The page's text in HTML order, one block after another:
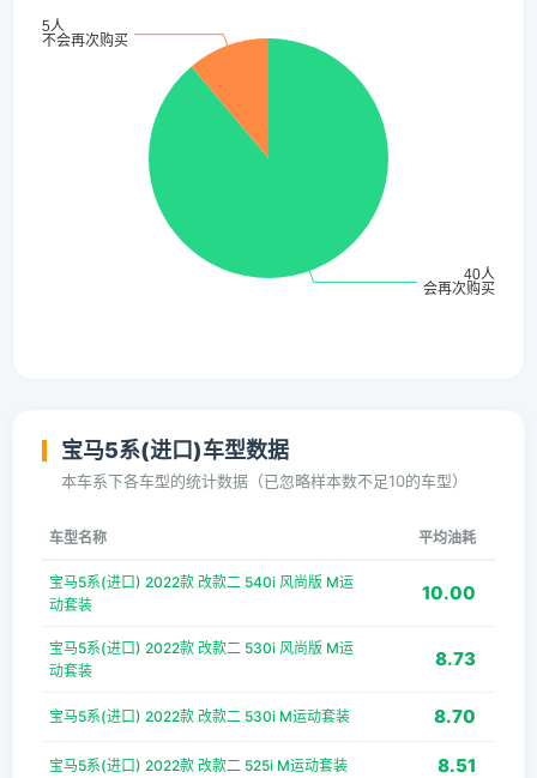
宝马5系(进口)车型数据
本车系下各车型的统计数据（已忽略样本数不足10的车型）
车型名称 平均油耗
宝马5系(进口) 2022款 改款二 540i 风尚版 M运
动套装
10.00
宝马5系(进口) 2022款 改款二 530i 风尚版 M运
动套装
8.73
宝马5系(进口) 2022款 改款二 530i M运动套装 8.70
宝马5系(进口) 2022款 改款二 525i M运动套装 8.51